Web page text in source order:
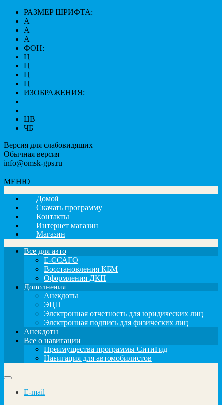
РАЗМЕР ШРИФТА:
A
A
A
ФОН:
Ц
Ц
Ц
Ц
ИЗОБРАЖЕНИЯ:
ЦВ
ЧБ
Версия для слабовидящих
Обычная версия
info@omsk-gps.ru
МЕНЮ
Домой
Скачать программу
Контакты
Интернет магазин
Магазин
Все для авто
Е-ОСАГО
Восстановления КБМ
Оформления ДКП
Дополнения
Анекдоты
ЭЦП
Электронная отчетность для юридических лиц
Электронная подпись для физических лиц
Анекдоты
Все о навигации
Преимущества программы СитиГид
Навигация для автомобилистов
E-mail